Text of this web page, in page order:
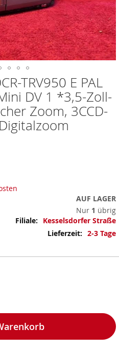
TRV950 E PAL
DV 1 *3,5-Zoll-
Zoom, 3CCD-
AUF LAGER
Nur 1 übrig
Mehr
Informationen
Kesselsdorfer Straße
2-3 Tage